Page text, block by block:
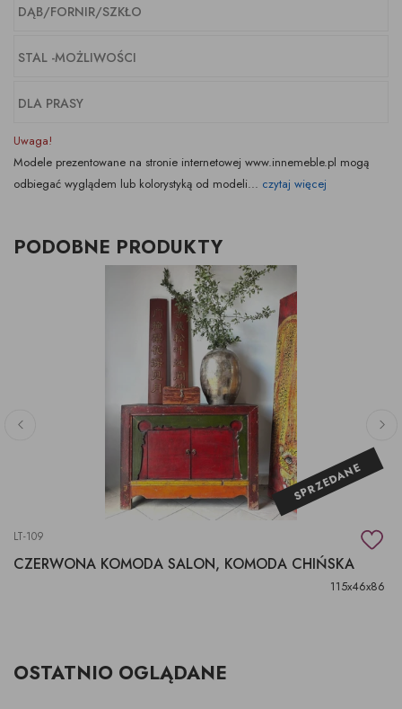
DĄB/FORNIR/SZKŁO
STAL -MOŻLIWOŚCI
DLA PRASY
Uwaga!
Modele prezentowane na stronie internetowej www.innemeble.pl mogą
odbiegać wyglądem lub kolorystyką od modeli... czytaj więcej
PODOBNE PRODUKTY
SPRZEDANE
LT-109
CZERWONA KOMODA SALON, KOMODA CHIŃSKA
115x46x86
OSTATNIO OGLĄDANE